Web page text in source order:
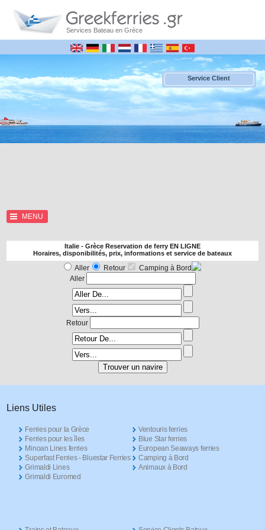
Services Bateau en Grèce
Service Client
MENU
Italie - Grèce Reservation de ferry EN LIGNE
Horaires, disponibilités, prix, informations et service de bateaux
Aller Retour
Camping à Bord
Aller
Retour
Liens Utiles
Ferries pour la Grèce
Ferries pour les îles
Minoan Lines ferries
Superfast Ferries - Bluestar Ferries
Grimaldi Lines
Grimaldi Euromed
Ventouris ferries
Blue Star ferries
European Seaways ferries
Camping à Bord
Animaux à Bord